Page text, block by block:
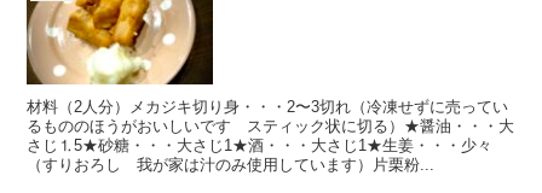
材料（2人分）メカジキ切り身・・・2〜3切れ（冷凍せずに売ってい
るもののほうがおいしいです スティック状に切る）★醤油・・・大
さじ⒈5★砂糖・・・大さじ1★酒・・・大さじ1★生姜・・・少々
（すりおろし 我が家は汁のみ使用しています）片栗粉...